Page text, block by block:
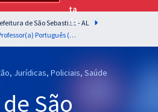
para as principais
de São Sebastião - AL
Prefeitura de São Sebastião - AL - Professor(a) Português (Pós-Edital)
Jurídicas, Policiais, Saúde
São